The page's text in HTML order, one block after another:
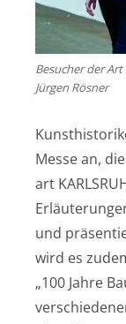
Besucher der
Jürgen Rösner
Messe an,
art
und
wird es
„100 Jahre